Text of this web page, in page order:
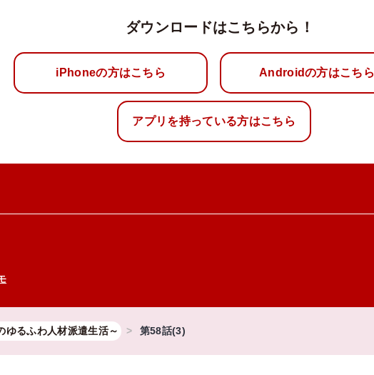
ダウンロードはこちらから！
iPhoneの方はこちら Androidの方はこちら
アプリを持っている方はこちら
ゆるふわ人材派遣生活～ 第58話(3)